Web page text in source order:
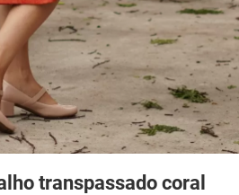
transpassado coral